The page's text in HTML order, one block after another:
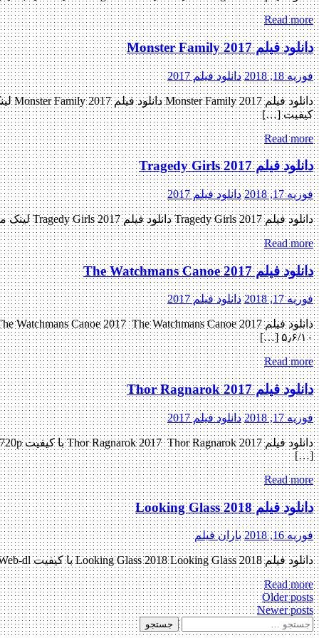
Read more
دانلود فیلم Monster Family 2017
فوریه 18, 2018 دانلود فیلم 2017
کیفیت […]
Read more
دانلود فیلم Tragedy Girls 2017
فوریه 17, 2018 دانلود فیلم 2017
دانلود فیلم Tragedy Girls 2017 دانلود فیلم Tragedy Girls 2017 لینک مستقیم دانلود فیلم Tragedy Girls 2017 با دو کیفیت (BluRay 720p / BluRay 1080p) « دانلود رایگان با لینک مستقیم از هستی دانلود » […]
Read more
دانلود فیلم The Watchmans Canoe 2017
فوریه 17, 2018 دانلود فیلم 2017
۵٫۶/۱۰ […]
Read more
دانلود فیلم Thor Ragnarok 2017
فوریه 17, 2018 دانلود فیلم 2017
[…]
Read more
دانلود فیلم Looking Glass 2018
فوریه 16, 2018 باران فیلم
دانلود فیلم Looking Glass 2018 Looking Glass 2018 با کیفیت ۷۲۰p Web-dl پیش نمایش فیلم اضافه شد نسخه کم حجم و با کیفیت x265 به زودی کیفیت ۴۸۰p اضافه شد منتشر کننده فایل: ژانر : […]
Read more
Posts
navigation
Older posts
Newer posts
جستجو